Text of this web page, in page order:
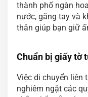
thành phố ngàn
nước, găng tay và
thân giúp bạn giữ
Chuẩn bị giấy tờ
Việc di chuyển liên
nghiêm ngặt các